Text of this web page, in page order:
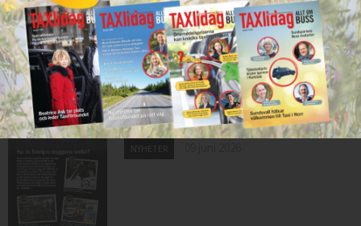
Mexikansk elbil för 80 000
kronor ny på marknaden
NYHETER 10 juni 2026
Har du Sveriges snyggaste
taxibil?
NYHETER